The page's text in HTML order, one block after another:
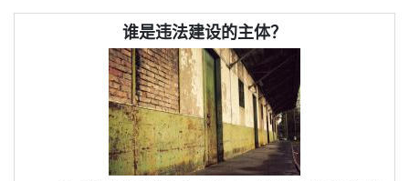
谁是违法建设的主体？